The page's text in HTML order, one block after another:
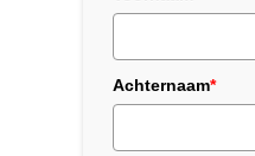
Achternaam*